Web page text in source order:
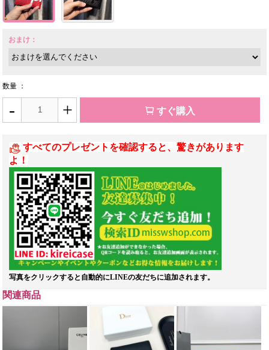
おまけ：
数量 ：
- + すぐ購入
すべてのプレゼントを確認すると、驚きがあります
よ！
写真をクリックすると自動的にLINEの友だちに追加されます。
関連商品